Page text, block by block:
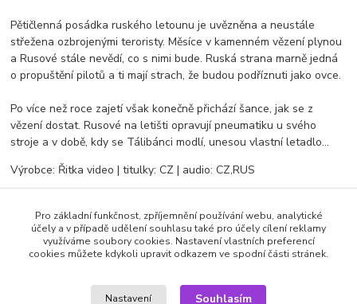
Pětičlenná posádka ruského letounu je uvězněna a neustále
střežena ozbrojenými teroristy. Měsíce v kamenném vězení plynou
a Rusové stále nevědí, co s nimi bude. Ruská strana marně jedná
o propuštění pilotů a ti mají strach, že budou podříznuti jako ovce.
Po více než roce zajetí však konečně přichází šance, jak se z
vězení dostat. Rusové na letišti opravují pneumatiku u svého
stroje a v době, kdy se Tálibánci modlí, unesou vlastní letadlo...
Výrobce: Řitka video | titulky: CZ | audio: CZ,RUS
Zboží zařazeno v kategoriích
DVD filmy
Pro základní funkčnost, zpříjemnění používání webu, analytické
účely a v případě udělení souhlasu také pro účely cílení reklamy
využíváme soubory cookies. Nastavení vlastních preferencí
cookies můžete kdykoli upravit odkazem ve spodní části stránek.
Nastavení Souhlasím